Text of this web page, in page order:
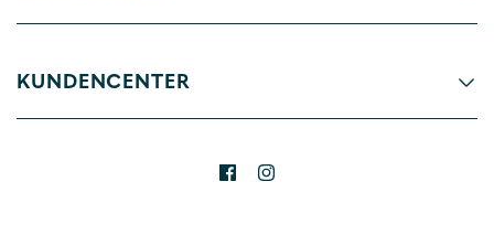
KUNDENCENTER